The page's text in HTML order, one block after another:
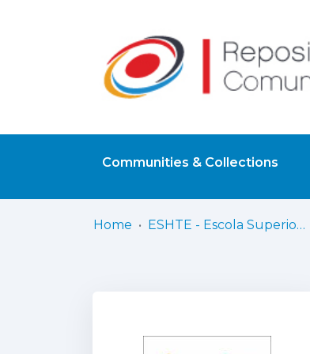
Communities & Collections
Home ESHTE - Escola Superior de Hotelaria e Turismo do Estoril